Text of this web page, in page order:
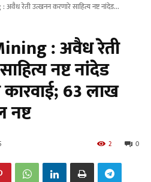
रेती उत्खनन करणारे साहित्य नष्ट नांदेड...
: अवैध रेती
नष्ट नांदेड
63 लाख
नष्ट
0
2